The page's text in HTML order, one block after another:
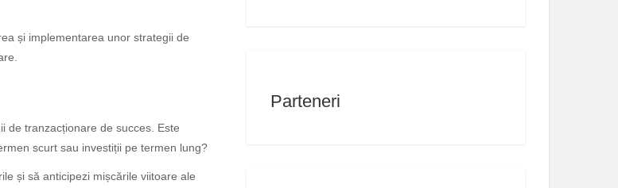
și implementarea unor strategii de
de tranzacționare de succes. Este
scurt sau investiții pe termen lung?
și să anticipezi mișcările viitoare ale
Parteneri